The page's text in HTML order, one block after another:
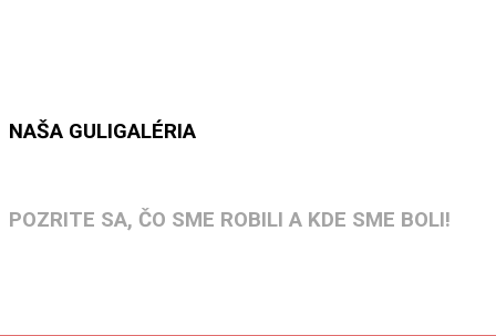
NAŠA GULIGALÉRIA
POZRITE SA, ČO SME ROBILI A KDE SME BOLI!